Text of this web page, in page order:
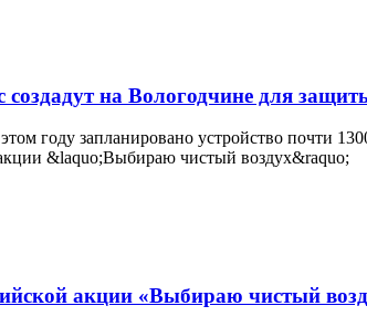
на Вологодчине для
году запланировано устройство почти
акции «Выбираю чистый